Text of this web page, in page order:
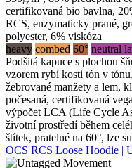
certifikovaná bio bavlna,
RCS, enzymaticky prané,
polyester, 6% viskóza
heavy combed 60° neutral
Podšitá kapuce s plochou
vzorem rybí kosti tón v
žebrované manžety a lem,
počesaná, certifikovaná
výpočet LCA (Life Cycle
životní prostředí během
štítek, pratelné na 60°, lze
OCS RCS Loose Hoodie |